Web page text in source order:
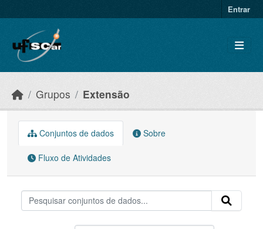
Entrar
Grupos Extensão
Conjuntos de dados Sobre
Fluxo de Atividades